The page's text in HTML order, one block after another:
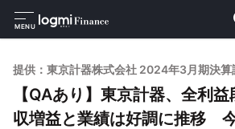
MENU
提供：東京計器株式会社 2024年3月期決算
【QAあり】東京計器、全利
収増益と業績は好調に推移